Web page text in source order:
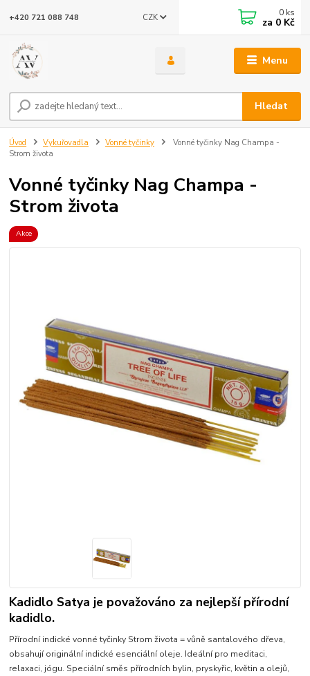
Menu
CZK
Hledat
+420 721 088 748 0 ks
za 0 Kč
Úvod Vykuřovadla Vonné tyčinky
Vonné tyčinky Nag Champa -
Strom života
Vonné tyčinky Nag Champa -
Strom života
Akce
Kadidlo Satya je považováno za nejlepší přírodní
kadidlo.
Přírodní indické vonné tyčinky Strom života = vůně santalového dřeva,
obsahují originální indické esenciální oleje. Ideální pro meditaci,
relaxaci, jógu. Speciální směs přírodních bylin, pryskyřic, květin a olejů,